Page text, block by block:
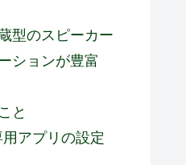
型のスピーカー
ションが豊富
と
用アプリの設定